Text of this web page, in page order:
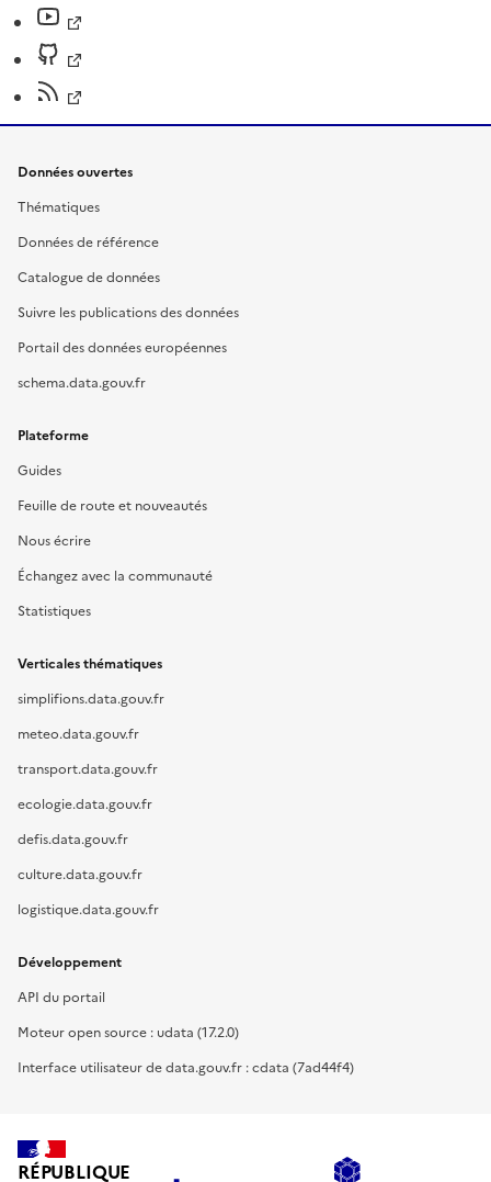
Données ouvertes
Thématiques
Données de référence
Catalogue de données
Suivre les publications des données
Portail des données européennes
schema.data.gouv.fr
Plateforme
Guides
Feuille de route et nouveautés
Nous écrire
Échangez avec la communauté
Statistiques
Verticales thématiques
simplifions.data.gouv.fr
meteo.data.gouv.fr
transport.data.gouv.fr
ecologie.data.gouv.fr
defis.data.gouv.fr
culture.data.gouv.fr
logistique.data.gouv.fr
Développement
API du portail
Moteur open source : udata (17.2.0)
Interface utilisateur de data.gouv.fr : cdata (7ad44f4)
RÉPUBLIQUE